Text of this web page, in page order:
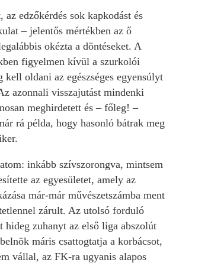
edzőkérdés sok kapkodást és
– jelentős mértékben az ő
okézta a döntéseket. A
figyelmen kívül a szurkolói
oldani az egészséges egyensúlyt
azonnali visszajutást mindenki
meghirdetett és – főleg! –
rá példa, hogy hasonló bátrak meg
inkább szívszorongva, mintsem
az egyesületet, amely az
már-már művészetszámba ment
zárult. Az utolsó forduló
hideg zuhanyt az első liga abszolút
máris csattogtatja a korbácsot,
vállal, az FK-ra ugyanis alapos